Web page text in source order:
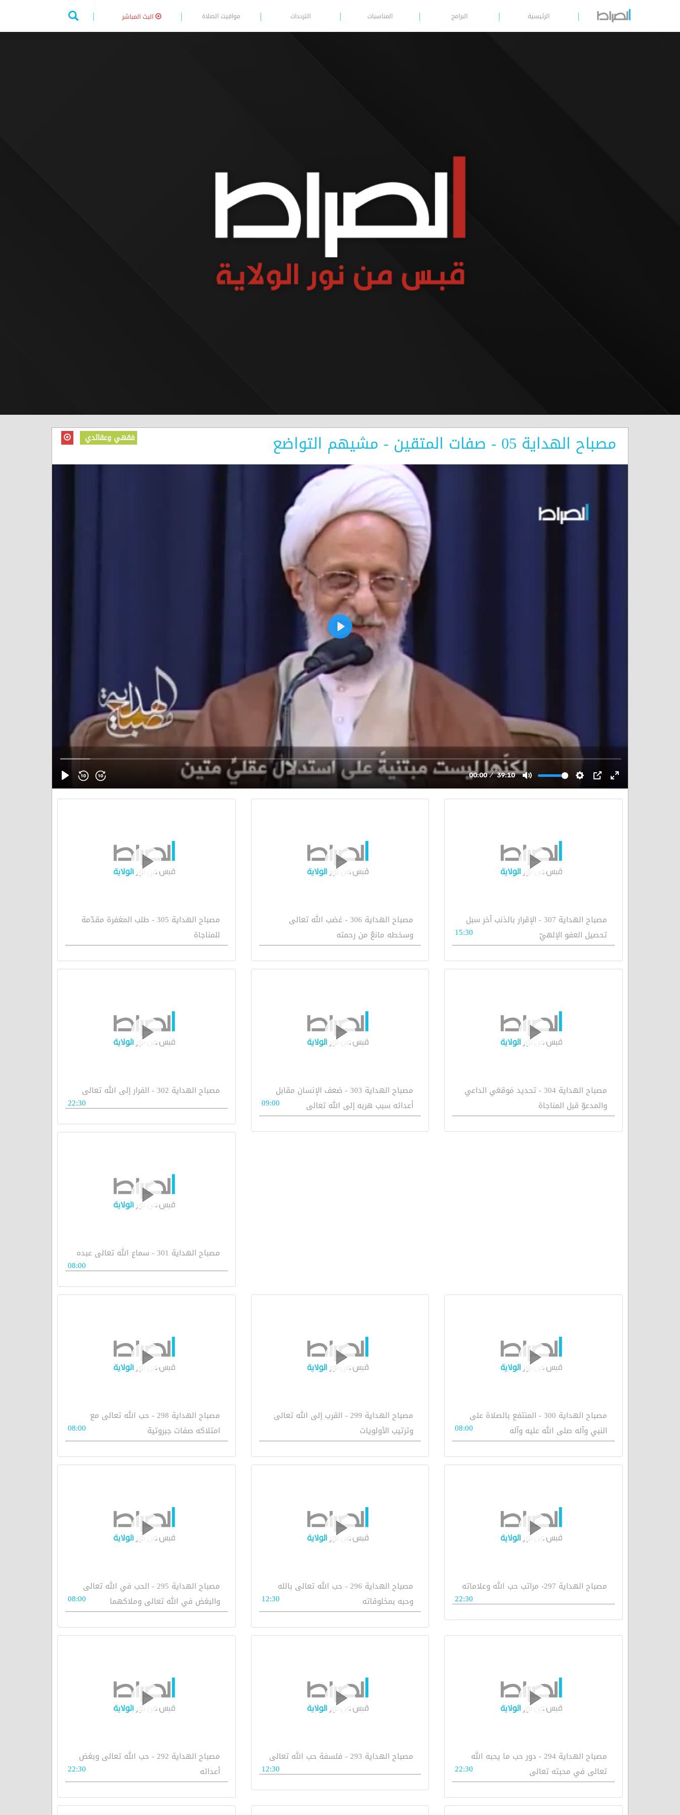
الرئيسية البرامج المناسبات الترددات مواقيت الصلاة البث المباشر
مصباح الهداية 05 - صفات المتقين - مشيهم التواضع فقهي وعقائدي
مصباح الهداية 307 - الإقرار بالذنب آخر سبل
تحصيل العفو الإلهيّ
15:30
مصباح الهداية 306 - غضب الله تعالى
وسخطه مانعٌ من رحمته
مصباح الهداية 305 - طلب المغفرة مقدّمة
للمناجاة
مصباح الهداية 304 - تحديد مَوقعَي الداعي
والمدعوّ قبل المناجاة
مصباح الهداية 303 - ضعف الإنسان مقابل
أعدائه سبب هربه إلى الله تعالى
09:00
مصباح الهداية 302 - الفرار إلى الله تعالى
22:30
مصباح الهداية 301 - سماع الله تعالى عبده
08:00
مصباح الهداية 300 - المنتفع بالصلاة على
النبي وآله صلى الله عليه وآله
08:00
مصباح الهداية 299 - القرب إلى الله تعالى
وترتيب الأولويات
مصباح الهداية 298 - حب الله تعالى مع
امتلاكه صفات جبروتية
08:00
مصباح الهداية 297- مراتب حب الله وعلاماته
22:30
مصباح الهداية 296 - حب الله تعالى بالله
وحبه بمخلوقاته
12:30
مصباح الهداية 295 - الحب في الله تعالى
والبغض في الله تعالى وملاكهما
08:00
مصباح الهداية 294 - دور حب ما يحبه الله
تعالى في محبته تعالى
22:30
مصباح الهداية 293 - فلسفة حب الله تعالى
12:30
مصباح الهداية 292 - حب الله تعالى وبغض
أعدائه
22:30